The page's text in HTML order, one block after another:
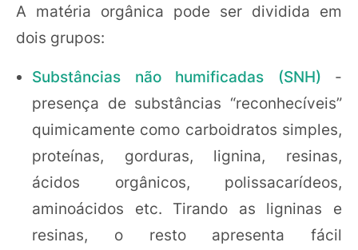
A matéria orgânica pode ser dividida em
dois grupos:
Substâncias não humificadas (SNH) -
presença de substâncias “reconhecíveis”
quimicamente como carboidratos simples,
proteínas, gorduras, lignina, resinas,
ácidos orgânicos, polissacarídeos,
aminoácidos etc. Tirando as ligninas e
resinas, o resto apresenta fácil